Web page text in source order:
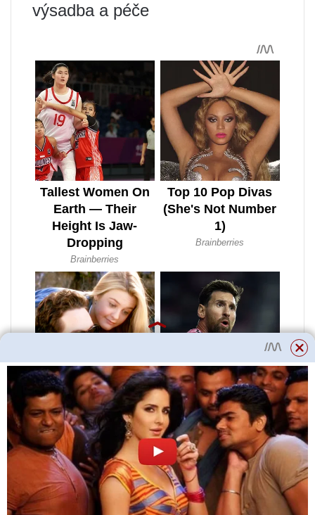
výsadba a péče
Přístřešek denně větrejte, aby se